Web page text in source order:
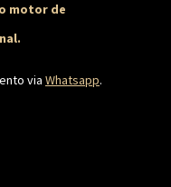
motor de
via Whatsapp.